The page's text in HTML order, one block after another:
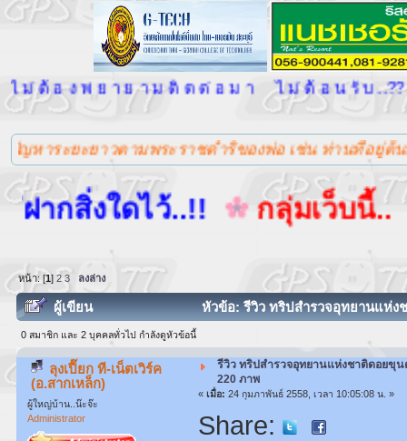
ต่ อ ม า ไ ม่ ต้ อ น รั บ ..??
ระราชดำริของพ่อ เช่น ท่านที่อยู่ต้นน้ำตามภูเขาที่
ไว้..!! กลุ่มเว็บนี้.. ดำรงไว้
หน้า: [1]2 3 ลงล่าง
ผู้เขียน หัวข้อ: รีวิว ทริปสำรวจอุทยานแห่ง
0 สมาชิก และ 2 บุคคลทั่วไป กำลังดูหัวข้อนี้
ลุงเปี๊ยก ที-เน็ตเวิร์ค
(อ.สากเหล็ก)
ผู้ใหญ่บ้าน..น๊ะจ๊ะ
Administrator
รีวิว ทริปสำรวจอุทยานแห่งชาติดอยขุน
220 ภาพ
« เมื่อ: 24 กุมภาพันธ์ 2558, เวลา 10:05:08 น. »
Share: